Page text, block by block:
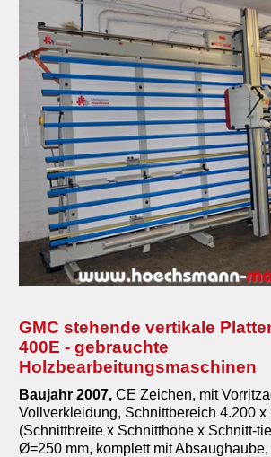
GMC stehende vertikale
400E - gebrauchte
Holzbearbeitungsmaschinen
Baujahr 2007, CE Zeichen, mit
Vollverkleidung, Schnittbereich 4.200 x
(Schnittbreite x Schnitthöhe x Schnitt-
Ø=250 mm, komplett mit